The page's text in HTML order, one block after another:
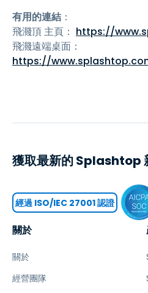
有用的連結 ：
飛濺頂 主頁： https://
飛濺遠端桌面：
https://
關於
關於
經營團隊
獲取最新的 Splashtop
經過 ISO/IEC 27001 認證